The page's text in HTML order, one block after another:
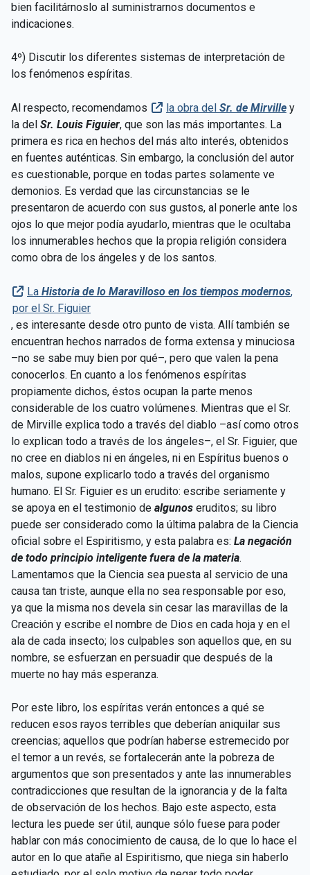
bien facilitárnoslo al suministrarnos documentos e
indicaciones.
4º) Discutir los diferentes sistemas de interpretación de
los fenómenos espíritas.
Al respecto, recomendamos la obra del Sr. de Mirville y
la del Sr. Louis Figuier, que son las más importantes. La
primera es rica en hechos del más alto interés, obtenidos
en fuentes auténticas. Sin embargo, la conclusión del autor
es cuestionable, porque en todas partes solamente ve
demonios. Es verdad que las circunstancias se le
presentaron de acuerdo con sus gustos, al ponerle ante los
ojos lo que mejor podía ayudarlo, mientras que le ocultaba
los innumerables hechos que la propia religión considera
como obra de los ángeles y de los santos.
La Historia de lo Maravilloso en los tiempos modernos,
por el Sr. Figuier
, es interesante desde otro punto de vista. Allí también se
encuentran hechos narrados de forma extensa y minuciosa
–no se sabe muy bien por qué–, pero que valen la pena
conocerlos. En cuanto a los fenómenos espíritas
propiamente dichos, éstos ocupan la parte menos
considerable de los cuatro volúmenes. Mientras que el Sr.
de Mirville explica todo a través del diablo –así como otros
lo explican todo a través de los ángeles–, el Sr. Figuier, que
no cree en diablos ni en ángeles, ni en Espíritus buenos o
malos, supone explicarlo todo a través del organismo
humano. El Sr. Figuier es un erudito: escribe seriamente y
se apoya en el testimonio de algunos eruditos; su libro
puede ser considerado como la última palabra de la Ciencia
oficial sobre el Espiritismo, y esta palabra es: La negación
de todo principio inteligente fuera de la materia.
Lamentamos que la Ciencia sea puesta al servicio de una
causa tan triste, aunque ella no sea responsable por eso,
ya que la misma nos devela sin cesar las maravillas de la
Creación y escribe el nombre de Dios en cada hoja y en el
ala de cada insecto; los culpables son aquellos que, en su
nombre, se esfuerzan en persuadir que después de la
muerte no hay más esperanza.
Por este libro, los espíritas verán entonces a qué se
reducen esos rayos terribles que deberían aniquilar sus
creencias; aquellos que podrían haberse estremecido por
el temor a un revés, se fortalecerán ante la pobreza de
argumentos que son presentados y ante las innumerables
contradicciones que resultan de la ignorancia y de la falta
de observación de los hechos. Bajo este aspecto, esta
lectura les puede ser útil, aunque sólo fuese para poder
hablar con más conocimiento de causa, de lo que lo hace el
autor en lo que atañe al Espiritismo, que niega sin haberlo